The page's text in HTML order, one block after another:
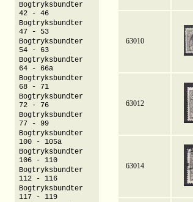
63010
63012
63014
Bogtryksbundter
42 - 46
Bogtryksbundter
47 - 53
Bogtryksbundter
54 - 63
Bogtryksbundter
64 - 66a
Bogtryksbundter
68 - 71
Bogtryksbundter
72 - 76
Bogtryksbundter
77 - 99
Bogtryksbundter
100 - 105a
Bogtryksbundter
106 - 110
Bogtryksbundter
112 - 116
Bogtryksbundter
117 - 119